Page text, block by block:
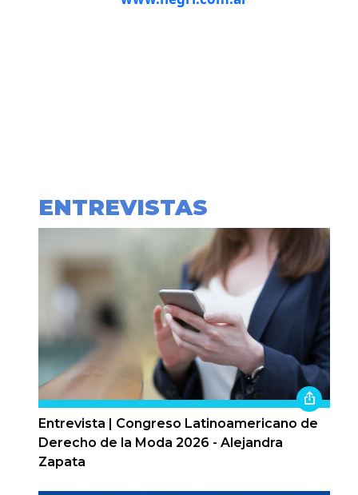
ENTREVISTAS
Entrevista | Congreso Latinoamericano de
Derecho de la Moda 2026 - Alejandra
Zapata